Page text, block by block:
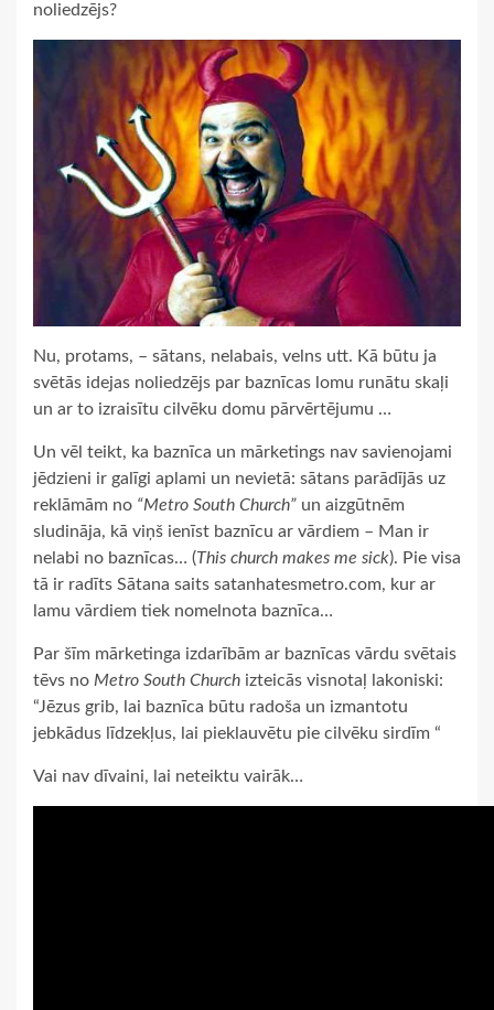
noliedzējs?
Nu, protams, – sātans, nelabais, velns utt. Kā būtu ja
svētās idejas noliedzējs par baznīcas lomu runātu skaļi
un ar to izraisītu cilvēku domu pārvērtējumu …
Un vēl teikt, ka baznīca un mārketings nav savienojami
jēdzieni ir galīgi aplami un nevietā: sātans parādījās uz
reklāmām no “Metro South Church” un aizgūtnēm
sludināja, kā viņš ienīst baznīcu ar vārdiem – Man ir
nelabi no baznīcas… (This church makes me sick). Pie visa
tā ir radīts Sātana saits satanhatesmetro.com, kur ar
lamu vārdiem tiek nomelnota baznīca…
Par šīm mārketinga izdarībām ar baznīcas vārdu svētais
tēvs no Metro South Church izteicās visnotaļ lakoniski:
“Jēzus grib, lai baznīca būtu radoša un izmantotu
jebkādus līdzekļus, lai pieklauvētu pie cilvēku sirdīm “
Vai nav dīvaini, lai neteiktu vairāk…